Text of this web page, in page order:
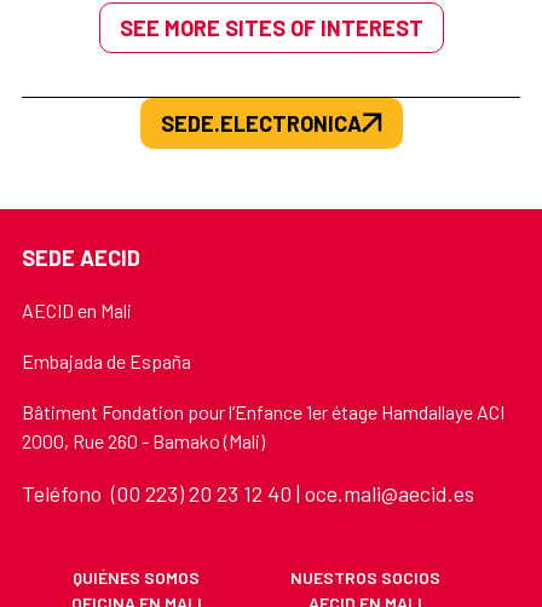
SEE MORE SITES OF INTEREST
SEDE.ELECTRONICA
SEDE AECID
AECID en Mali
Embajada de España
Bâtiment Fondation pour l’Enfance 1er étage Hamdallaye ACI
2000, Rue 260 - Bamako (Mali)
Teléfono (00 223) 20 23 12 40 | oce.mali@aecid.es
QUIÉNES SOMOS
NUESTROS SOCIOS
OFICINA EN MALI
AECID EN MALI